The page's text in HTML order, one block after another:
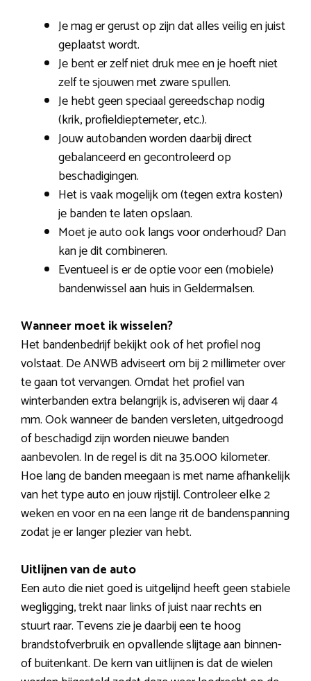
Je mag er gerust op zijn dat alles veilig en juist
geplaatst wordt.
Je bent er zelf niet druk mee en je hoeft niet
zelf te sjouwen met zware spullen.
Je hebt geen speciaal gereedschap nodig
(krik, profieldieptemeter, etc.).
Jouw autobanden worden daarbij direct
gebalanceerd en gecontroleerd op
beschadigingen.
Het is vaak mogelijk om (tegen extra kosten)
je banden te laten opslaan.
Moet je auto ook langs voor onderhoud? Dan
kan je dit combineren.
Eventueel is er de optie voor een (mobiele)
bandenwissel aan huis in Geldermalsen.
Wanneer moet ik wisselen?
Het bandenbedrijf bekijkt ook of het profiel nog
volstaat. De ANWB adviseert om bij 2 millimeter over
te gaan tot vervangen. Omdat het profiel van
winterbanden extra belangrijk is, adviseren wij daar 4
mm. Ook wanneer de banden versleten, uitgedroogd
of beschadigd zijn worden nieuwe banden
aanbevolen. In de regel is dit na 35.000 kilometer.
Hoe lang de banden meegaan is met name afhankelijk
van het type auto en jouw rijstijl. Controleer elke 2
weken en voor en na een lange rit de bandenspanning
zodat je er langer plezier van hebt.
Uitlijnen van de auto
Een auto die niet goed is uitgelijnd heeft geen stabiele
wegligging, trekt naar links of juist naar rechts en
stuurt raar. Tevens zie je daarbij een te hoog
brandstofverbruik en opvallende slijtage aan binnen-
of buitenkant. De kern van uitlijnen is dat de wielen